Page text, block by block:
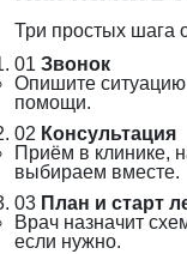
Три простых шага
01 Звонок
Опишите
помощи.
02 Консультация
Приём в клинике,
выбираем вместе.
03 План и старт
Врач назначит
если нужно.